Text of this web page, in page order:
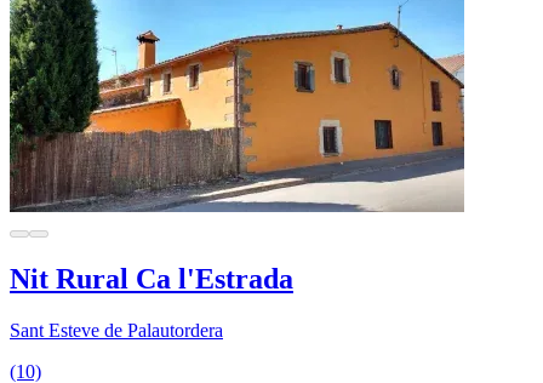
Nit Rural Ca l'Estrada
Sant Esteve de Palautordera
(10)